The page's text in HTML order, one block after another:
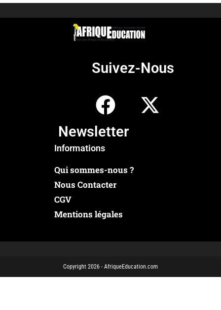
Suivez-Nous
Newsletter
Informations
Qui sommes-nous ?
Nous Contacter
CGV
Mentions légales
Copyright 2026 - AfriqueEducation.com